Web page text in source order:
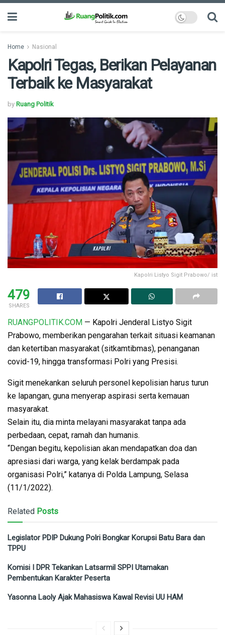
Home Nasional
Kapolri Tegas, Berikan Pelayanan
Terbaik ke Masyarakat
by Ruang Politik
Kapolri Listyo Sigit Prabowo/ ist
479
SHARES
RUANGPOLITIK.COM — Kapolri Jenderal Listyo Sigit
Prabowo, memberikan pengarahan terkait situasi keamanan
dan ketertiban masyarakat (sitkamtibmas), penanganan
covid-19, hingga transformasi Polri yang Presisi.
Sigit menekankan seluruh personel kepolisian harus turun
ke lapangan, guna menyerap aspirasi serta kemauan
masyarakat.
Selain itu, dia minta melayani masyarakat tanpa ada
perbedaan, cepat, ramah dan humanis.
“Dengan begitu, kepolisian akan mendapatkan doa dan
apresiasi dari warga, yang kelak berdampak pada
organisasi Polri,” katanya di Polda Lampung, Selasa
(11/1/2022).
Related Posts
Legislator PDIP Dukung Polri Bongkar Korupsi Batu Bara dan
TPPU
Komisi I DPR Tekankan Latsarmil SPPI Utamakan
Pembentukan Karakter Peserta
Yasonna Laoly Ajak Mahasiswa Kawal Revisi UU HAM